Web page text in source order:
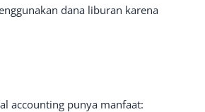
dana liburan karena
accounting punya manfaat: